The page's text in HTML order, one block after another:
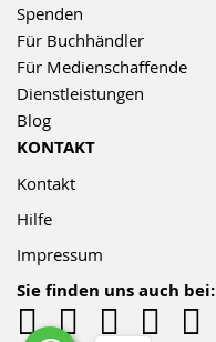
Spenden
Für Buchhändler
Für Medienschaffende
Dienstleistungen
Blog
KONTAKT
Kontakt
Hilfe
Impressum
Sie finden uns auch bei: